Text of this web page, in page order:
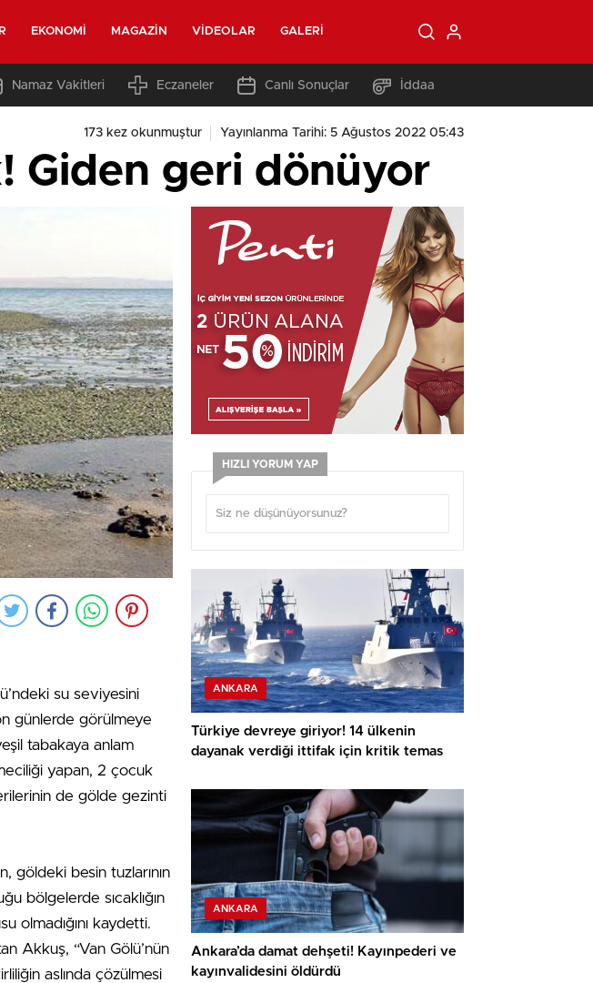
EKONOMI MAGAZIN VIDEOLAR GALERI
Namaz Vakitleri Eczaneler Canlı Sonuçlar İddaa
173 kez okunmuştur Yayınlanma Tarihi: 5 Ağustos 2022 05:43
Giden geri dönüyor
su seviyesini
günlerde görülmeye
tabakaya anlam
yapan, 2 çocuk
de gölde gezinti
göldeki besin tuzlarının
bölgelerde sıcaklığın
olmadığını kaydetti.
Akkuş, “Van Gölü’nün
aslında çözülmesi
HIZLI YORUM YAP
ANKARA
Türkiye devreye giriyor! 14 ülkenin
dayanak verdiği ittifak için kritik temas
ANKARA
Ankara’da damat dehşeti! Kayınpederi ve
kayınvalidesini öldürdü